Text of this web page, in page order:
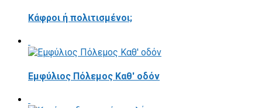
Κάφροι ή πολιτισμένοι;
Εμφύλιος Πόλεμος Καθ' οδόν